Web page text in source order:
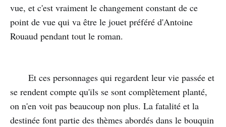
vue, et c'est vraiment le changement constant de ce
point de vue qui va être le jouet préféré d'Antoine
Rouaud pendant tout le roman.
Et ces personnages qui regardent leur vie passée et
se rendent compte qu'ils se sont complètement planté,
on n'en voit pas beaucoup non plus. La fatalité et la
destinée font partie des thèmes abordés dans le bouquin